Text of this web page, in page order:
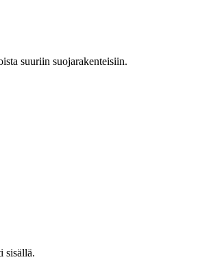
suuriin suojarakenteisiin.
sisällä.